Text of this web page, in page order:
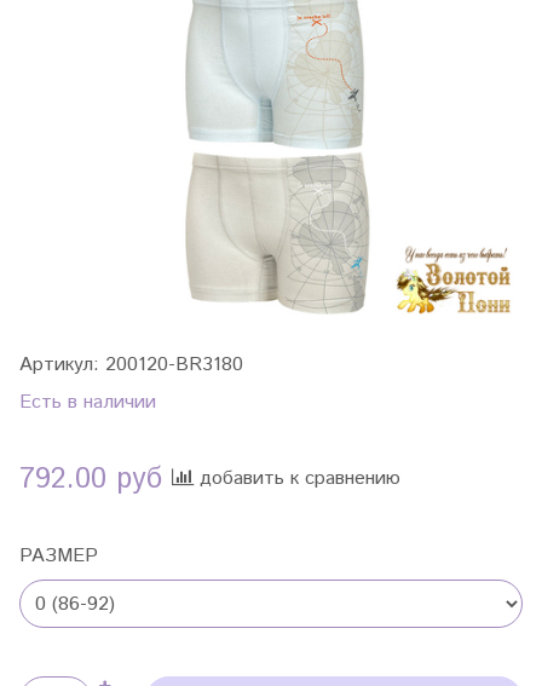
Артикул: 200120-BR3180
Есть в наличии
792.00 руб добавить к сравнению
РАЗМЕР